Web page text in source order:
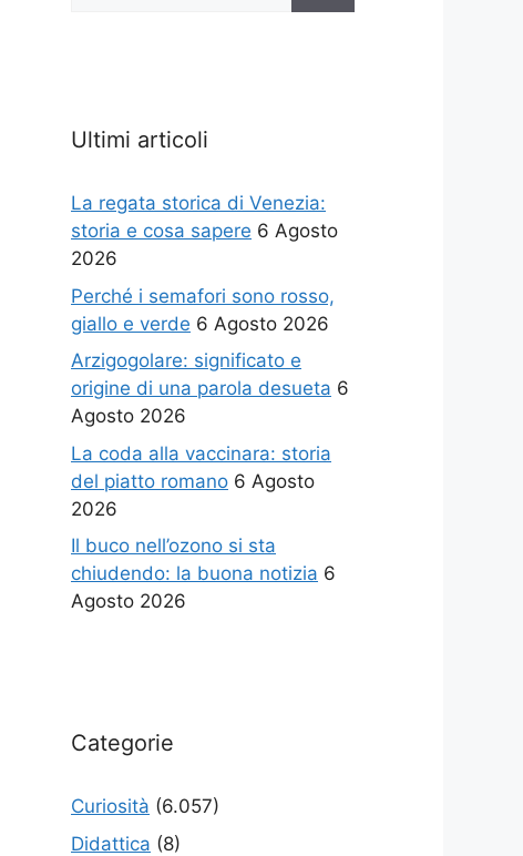
Ultimi articoli
La regata storica di Venezia:
storia e cosa sapere 6 Agosto
2026
Perché i semafori sono rosso,
giallo e verde 6 Agosto 2026
Arzigogolare: significato e
origine di una parola desueta 6
Agosto 2026
La coda alla vaccinara: storia
del piatto romano 6 Agosto
2026
Il buco nell’ozono si sta
chiudendo: la buona notizia 6
Agosto 2026
Categorie
Curiosità (6.057)
Didattica (8)